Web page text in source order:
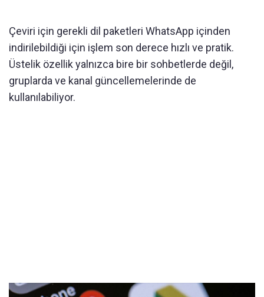
Çeviri için gerekli dil paketleri WhatsApp içinden
indirilebildiği için işlem son derece hızlı ve pratik.
Üstelik özellik yalnızca bire bir sohbetlerde değil,
gruplarda ve kanal güncellemelerinde de
kullanılabiliyor.